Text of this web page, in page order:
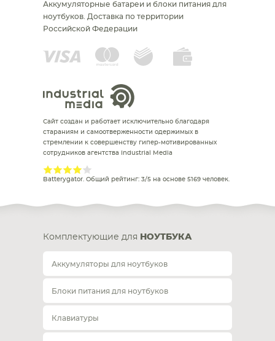
Аккумуляторные батареи и блоки питания для
ноутбуков. Доставка по территории
Российской Федерации
Сайт создан и работает исключительно благодаря
стараниям и самоотверженности одержимых в
стремлении к совершенству гипер-мотивированных
сотрудников агентства Industrial Media
Batterygator. Общий рейтинг: 3/5 на основе 5169 человек.
Комплектующие для НОУТБУКА
Аккумуляторы для ноутбуков
Блоки питания для ноутбуков
Клавиатуры